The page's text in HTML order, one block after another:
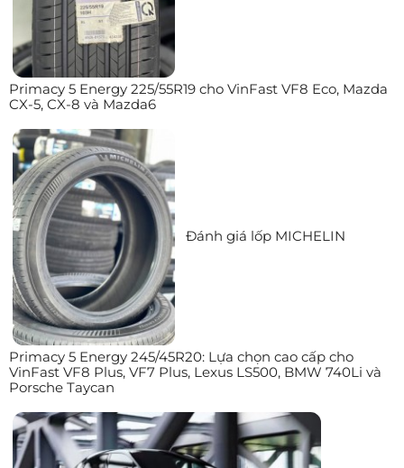
Primacy 5 Energy 225/55R19 cho VinFast VF8 Eco, Mazda
CX-5, CX-8 và Mazda6
Đánh giá lốp MICHELIN
Primacy 5 Energy 245/45R20: Lựa chọn cao cấp cho
VinFast VF8 Plus, VF7 Plus, Lexus LS500, BMW 740Li và
Porsche Taycan